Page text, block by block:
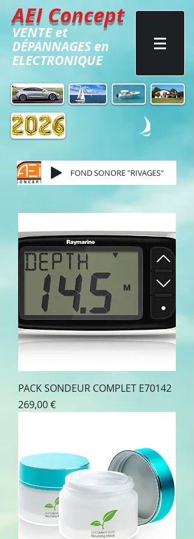
AEI Concept
VENTEet
DÉPANNAGES en
ELECTRONIQUE
FOND SONORE "RIVAGES"
PACK SONDEUR COMPLET E70142
Prix
269,00 €